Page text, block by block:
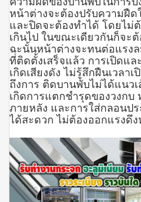
หน้าต่างจะต้องปรับความฝืด
และปิดจะต้องทำได้ โดยไม่
เกินไป ในขณะเดียวกันก็จะ
ฉะนั้นหน้าต่างจะทนต่อแรง
ที่ติดตั้งเสร็จแล้ว การเปิดแ
เกิดเสียงดัง ไม่รู้สึกฝืนเวลา
ถึงการ ติดบานพับไม่ได้แนว
เกิดการแตกชำรุดของวงกบ
ภายหลัง และการใส่กลอนป
ได้สะดวก ไม่ต้องออกแรงดึ